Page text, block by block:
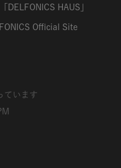
DELFONICS HAUS」
Official Site
ています